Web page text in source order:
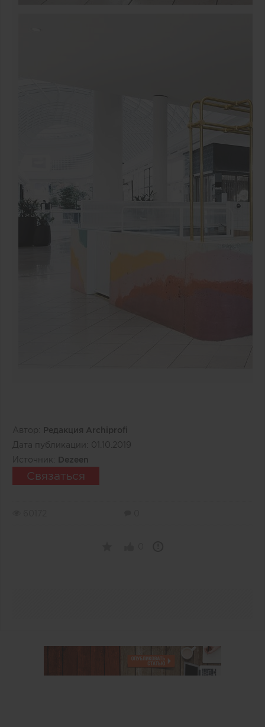
Автор:
Редакция Archiprofi
Дата публикации: 01.10.2019
Источник:
Dezeen
Связаться